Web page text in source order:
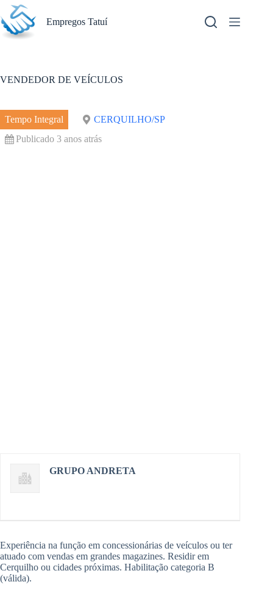
Pular
para
o
conteúdo
Empregos Tatuí
VENDEDOR DE VEÍCULOS
Tempo Integral
CERQUILHO/SP
Publicado 3 anos atrás
GRUPO ANDRETA
Experiência na função em concessionárias de veículos ou ter
atuado com vendas em grandes magazines. Residir em
Cerquilho ou cidades próximas. Habilitação categoria B
(válida).